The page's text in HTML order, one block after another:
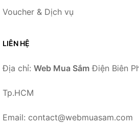
Voucher & Dịch vụ
LIÊN HỆ
Địa chỉ: Web Mua Sắm Điện Biên
Tp.HCM
Email: contact@webmuasam.com